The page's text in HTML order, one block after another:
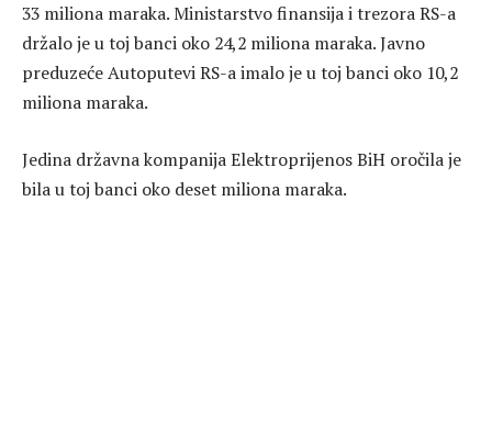
33 miliona maraka. Ministarstvo finansija i trezora RS-a
držalo je u toj banci oko 24,2 miliona maraka. Javno
preduzeće Autoputevi RS-a imalo je u toj banci oko 10,2
miliona maraka.
Jedina državna kompanija Elektroprijenos BiH oročila je
bila u toj banci oko deset miliona maraka.